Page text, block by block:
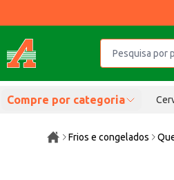
Compre por categoria
Frios e congelados